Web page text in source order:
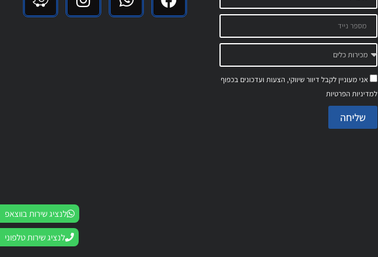
אני מעוניין לקבל דיוור שיווקי, הצעות ועדכונים בכפוף
למדיניות הפרטיות
שליחה
לנציג שירות בווצאפ
לנציג שירות טלפוני